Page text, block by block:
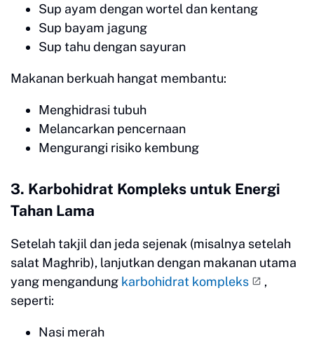
Sup ayam dengan wortel dan kentang
Sup bayam jagung
Sup tahu dengan sayuran
Makanan berkuah hangat membantu:
Menghidrasi tubuh
Melancarkan pencernaan
Mengurangi risiko kembung
3. Karbohidrat Kompleks untuk Energi
Tahan Lama
Setelah takjil dan jeda sejenak (misalnya setelah
salat Maghrib), lanjutkan dengan makanan utama
yang mengandung karbohidrat kompleks
,
seperti:
Nasi merah